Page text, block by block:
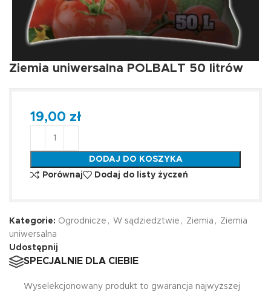
Ziemia uniwersalna POLBALT 50 litrów
19,00 zł
DODAJ DO KOSZYKA
Porównaj
Dodaj do listy życzeń
Kategorie: Ogrodnicze , W sądziedztwie , Ziemia , Ziemia
uniwersalna
Udostępnij
SPECJALNIE DLA CIEBIE
Wyselekcjonowany produkt to gwarancja najwyższej